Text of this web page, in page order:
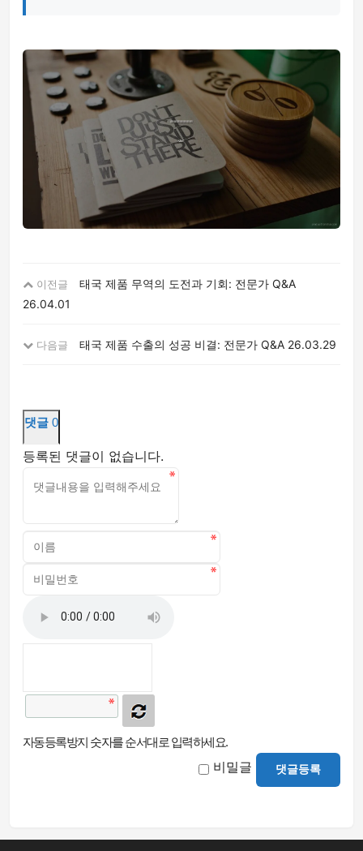
이전글
태국 제품 무역의 도전과 기회: 전문가 Q&A
26.04.01
다음글 태국 제품 수출의 성공 비결: 전문가 Q&A 26.03.29
댓글 0
등록된 댓글이 없습니다.
자동등록방지 숫자를 순서대로 입력하세요.
비밀글 댓글등록